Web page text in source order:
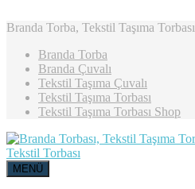
Branda Torba, Tekstil Taşıma Torbası
Branda Torba
Branda Çuvalı
Tekstil Taşıma Çuvalı
Tekstil Taşıma Torbası
Tekstil Taşıma Torbası Shop
MENÜ